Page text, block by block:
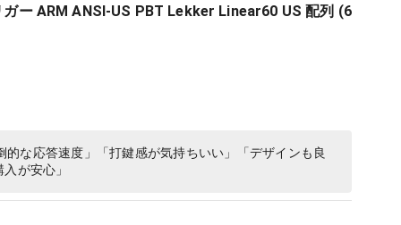
ー ARM ANSI-US PBT Lekker Linear60 US 配列 (6
な応答速度」「打鍵感が気持ちいい」「デザインも良
が安心」